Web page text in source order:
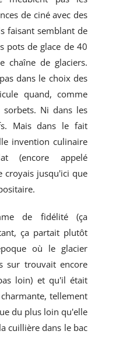
de ciné avec des
faisant semblant de
pots de glace de 40
chaîne de glaciers.
dans le choix des
quand, comme
Ni dans les
Mais dans le fait
invention culinaire
(encore appelé
croyais jusqu'ici que
de fidélité (ça
ça partait plutôt
où le glacier
sur trouvait encore
loin) et qu'il était
tellement
du plus loin qu'elle
cuillière dans le bac